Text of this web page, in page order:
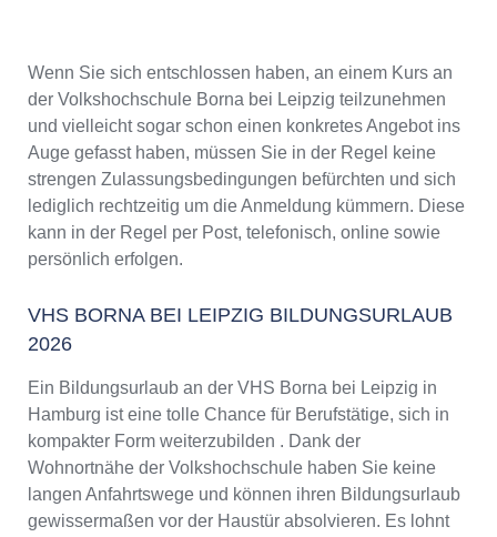
Wenn Sie sich entschlossen haben, an einem Kurs an
der Volkshochschule Borna bei Leipzig teilzunehmen
und vielleicht sogar schon einen konkretes Angebot ins
Auge gefasst haben, müssen Sie in der Regel keine
strengen Zulassungsbedingungen befürchten und sich
lediglich rechtzeitig um die Anmeldung kümmern. Diese
kann in der Regel per Post, telefonisch, online sowie
persönlich erfolgen.
VHS BORNA BEI LEIPZIG BILDUNGSURLAUB
2026
Ein Bildungsurlaub an der VHS Borna bei Leipzig in
Hamburg ist eine tolle Chance für Berufstätige, sich in
kompakter Form weiterzubilden . Dank der
Wohnortnähe der Volkshochschule haben Sie keine
langen Anfahrtswege und können ihren Bildungsurlaub
gewissermaßen vor der Haustür absolvieren. Es lohnt